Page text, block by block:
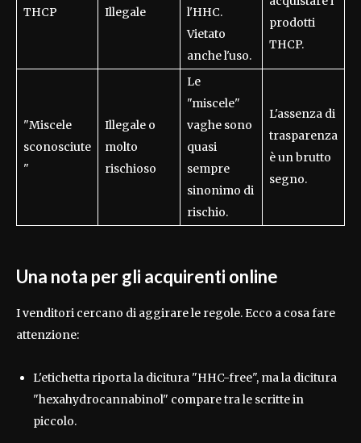
THCP Illegale
l'HHC.
Vietato
anche l'uso.
prodotti
THCP.
"Miscele
sconosciute
"
Illegale o
molto
rischioso
Le
"miscele"
vaghe sono
quasi
sempre
sinonimo di
rischio.
L'assenza di
trasparenza
è un brutto
segno.
Una nota per gli acquirenti online
I venditori cercano di aggirare le regole. Ecco a cosa fare
attenzione:
L'etichetta riporta la dicitura "HHC-free", ma la dicitura
"hexahydrocannabinol" compare tra le scritte in
piccolo.